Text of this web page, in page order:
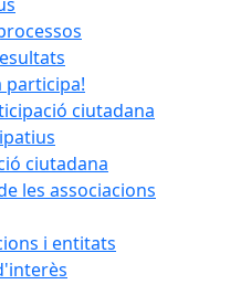
participa!
ciutadana
ciutadana
les associacions
i entitats